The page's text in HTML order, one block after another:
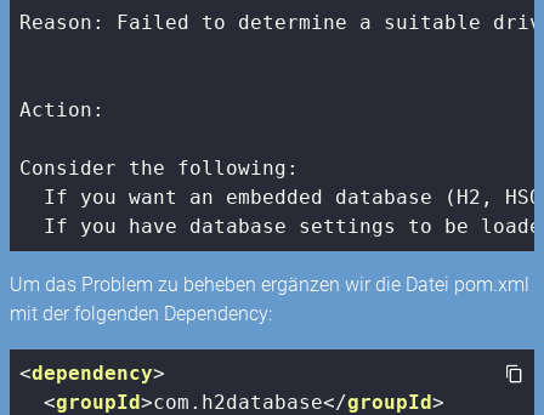
Reason: Failed to determine a suitable
Action:
Consider the following:
If you want an embedded database (H2,
If you have database settings to be
Um das Problem zu beheben ergänzen wir die Datei pom.xml
mit der folgenden Dependency:
<dependency>
<groupId>com.h2database</groupId>